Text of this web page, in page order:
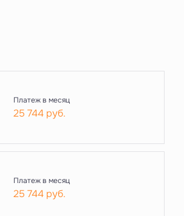
Платеж в месяц
25 744 руб.
Платеж в месяц
25 744 руб.